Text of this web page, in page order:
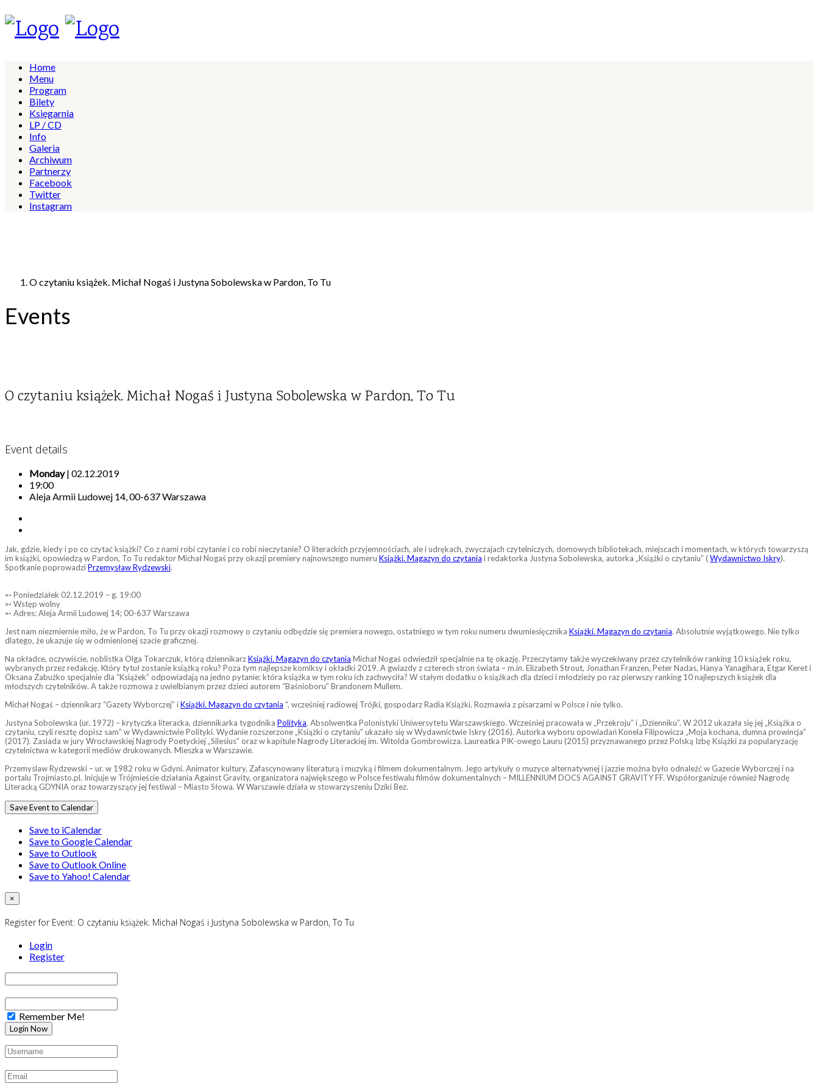
Home
Menu
Program
Bilety
Księgarnia
LP / CD
Info
Galeria
Archiwum
Partnerzy
Facebook
Twitter
Instagram
O czytaniu książek. Michał Nogaś i Justyna Sobolewska w Pardon, To Tu
Events
O czytaniu książek. Michał Nogaś i Justyna Sobolewska w Pardon, To Tu
Event details
Monday| 02.12.2019
19:00
Aleja Armii Ludowej 14, 00-637 Warszawa
Jak, gdzie, kiedy i po co czytać książki? Co z nami robi czytanie i co robi nieczytanie? O literackich przyjemnościach, ale i udrękach, zwyczajach czytelniczych, domowych bibliotekach, miejscach i momentach, w których towarzyszą
im książki, opowiedzą w Pardon, To Tu redaktor Michał Nogaś przy okazji premiery najnowszego numeru Książki. Magazyn do czytania i redaktorka Justyna Sobolewska, autorka „Książki o czytaniu” (Wydawnictwo Iskry).
Spotkanie poprowadziPrzemysław Rydzewski.
➳ Poniedziałek 02.12.2019 – g. 19:00
➳ Wstęp wolny
➳ Adres: Aleja Armii Ludowej 14; 00-637 Warszawa
Jest nam niezmiernie miło, że w Pardon, To Tu przy okazji rozmowy o czytaniu odbędzie się premiera nowego, ostatniego w tym roku numeru dwumiesięcznika Książki. Magazyn do czytania. Absolutnie wyjątkowego. Nie tylko
dlatego, że ukazuje się w odmienionej szacie graficznej.
Na okładce, oczywiście, noblistka Olga Tokarczuk, którą dziennikarzKsiążki. Magazyn do czytania Michał Nogaś odwiedził specjalnie na tę okazję. Przeczytamy także wyczekiwany przez czytelników ranking 10 książek roku,
wybranych przez redakcję. Który tytuł zostanie książką roku? Poza tym najlepsze komiksy i okładki 2019. A gwiazdy z czterech stron świata – m.in. Elizabeth Strout, Jonathan Franzen, Peter Nadas, Hanya Yanagihara, Etgar Keret i
Oksana Zabużko specjalnie dla “Książek” odpowiadają na jedno pytanie: która książka w tym roku ich zachwyciła? W stałym dodatku o książkach dla dzieci i młodzieży po raz pierwszy ranking 10 najlepszych książek dla
młodszych czytelników. A także rozmowa z uwielbianym przez dzieci autorem “Baśnioboru” Brandonem Mullem.
Michał Nogaś – dziennikarz “Gazety Wyborczej” iKsiążki. Magazyn do czytania “, wcześniej radiowej Trójki, gospodarz Radia Książki. Rozmawia z pisarzami w Polsce i nie tylko.
Justyna Sobolewska (ur. 1972) – krytyczka literacka, dziennikarka tygodnika Polityka. Absolwentka Polonistyki Uniwersytetu Warszawskiego. Wcześniej pracowała w „Przekroju” i „Dzienniku”. W 2012 ukazała się jej „Książka o
czytaniu, czyli resztę dopisz sam” w Wydawnictwie Polityki. Wydanie rozszerzone „Książki o czytaniu” ukazało się w Wydawnictwie Iskry (2016). Autorka wyboru opowiadań Konela Filipowicza „Moja kochana, dumna prowincja”
(2017). Zasiada w jury Wrocławskiej Nagrody Poetyckiej „Silesius” oraz w kapitule Nagrody Literackiej im. Witolda Gombrowicza. Laureatka PIK-owego Lauru (2015) przyznawanego przez Polską Izbę Książki za popularyzację
czytelnictwa w kategorii mediów drukowanych. Mieszka w Warszawie.
Przemyslaw Rydzewski – ur. w 1982 roku w Gdyni. Animator kultury. Zafascynowany literaturą i muzyką i filmem dokumentalnym. Jego artykuły o muzyce alternatywnej i jazzie można było odnaleźć w Gazecie Wyborczej i na
portalu Trojmiasto.pl. Inicjuje w Trójmieście działania Against Gravity, organizatora największego w Polsce festiwalu filmów dokumentalnych – MILLENNIUM DOCS AGAINST GRAVITY FF. Współorganizuje również Nagrodę
Literacką GDYNIA oraz towarzyszący jej festiwal – Miasto Słowa. W Warszawie działa w stowarzyszeniu Dziki Bez.
Save Event to Calendar
Save to iCalendar
Save to Google Calendar
Save to Outlook
Save to Outlook Online
Save to Yahoo! Calendar
×
Register for Event: O czytaniu książek. Michał Nogaś i Justyna Sobolewska w Pardon, To Tu
Login
Register
Remember Me!